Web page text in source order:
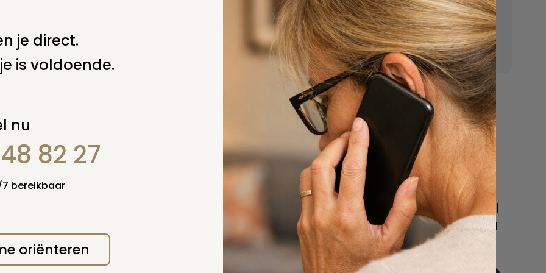
Spelregels
een vraag
Verzenden
E-mail:
mr.vanderputten@gmail.com
Nu
een uitvaart
regelen
Beschrijf uw wensen
online of bel ons geheel
vrijblijvend voor hulp na
een overlijden.
je direct.
is voldoende.
nu
82 27
bereikbaar
oriënteren